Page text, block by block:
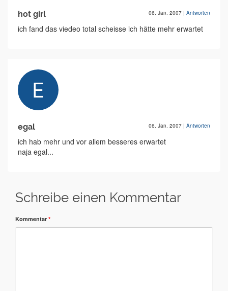
hot girl 06. Jan. 2007 | Antworten
ich fand das viedeo total scheisse ich hätte mehr erwartet
egal 06. Jan. 2007 | Antworten
ich hab mehr und vor allem besseres erwartet
naja egal...
Schreibe einen Kommentar
Kommentar *